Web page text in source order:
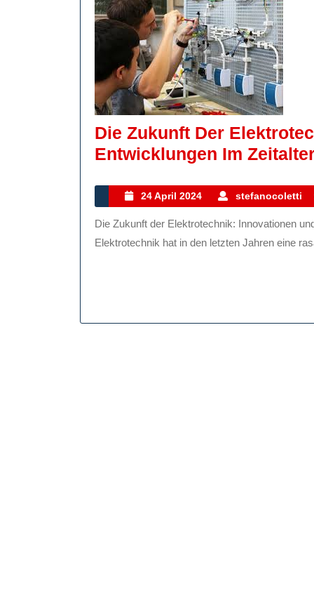
Die Zukunft Der
Entwicklungen Im
24 April 2024
24
April
2024
stefanocoletti
Die Zukunft der Elektrotechnik: Innovationen und Entwicklungen im Zeitalter der Elektrifizierung Die
Elektrotechnik hat in den letzten Jahren eine